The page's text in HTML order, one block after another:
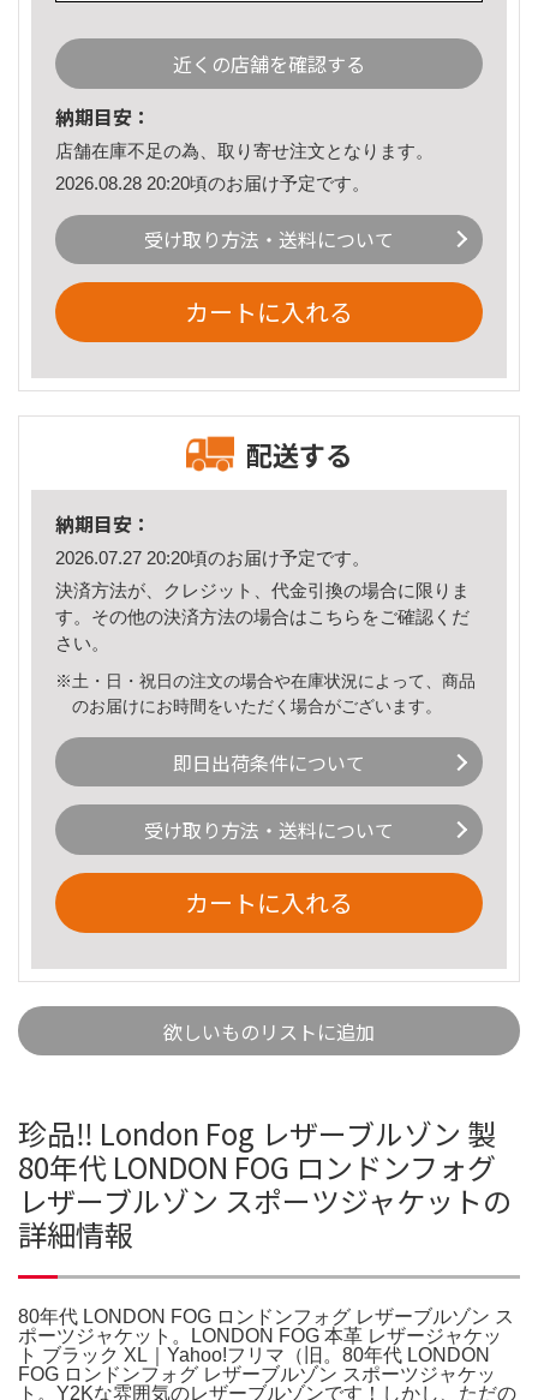
近くの店舗を確認する
納期目安：
店舗在庫不足の為、取り寄せ注文となります。
2026.08.28 20:20頃のお届け予定です。
受け取り方法・送料について
カートに入れる
配送する
納期目安：
2026.07.27 20:20頃のお届け予定です。
決済方法が、クレジット、代金引換の場合に限りま
す。その他の決済方法の場合はこちら をご確認くだ
さい。
※土・日・祝日の注文の場合や在庫状況によって、商品
のお届けにお時間をいただく場合がございます。
即日出荷条件について
受け取り方法・送料について
カートに入れる
欲しいものリストに追加
珍品‼︎ London Fog レザーブルゾン 製
80年代 LONDON FOG ロンドンフォグ
レザーブルゾン スポーツジャケットの
詳細情報
80年代 LONDON FOG ロンドンフォグ レザーブルゾン ス
ポーツジャケット。LONDON FOG 本革 レザージャケッ
ト ブラック XL｜Yahoo!フリマ（旧。80年代 LONDON
FOG ロンドンフォグ レザーブルゾン スポーツジャケッ
ト。Y2Kな雰囲気のレザーブルゾンです！しかし、ただの